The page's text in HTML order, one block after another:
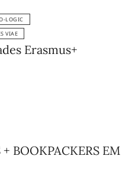
LOGIC
VIAE
Erasmus+
BOOKPACKERS EM